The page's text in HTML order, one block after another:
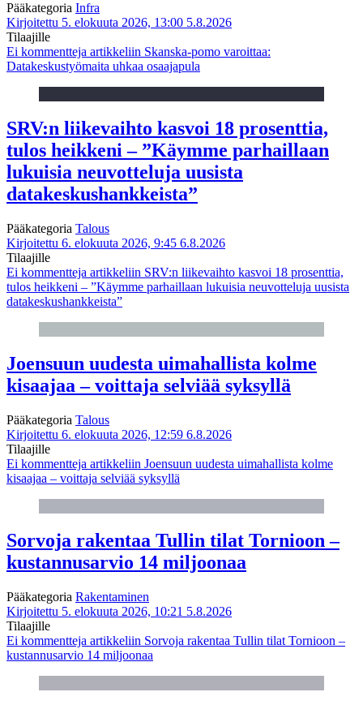
Pääkategoria Infra
Kirjoitettu 5. elokuuta 2026, 13:00 5.8.2026
Tilaajille
Ei kommentteja artikkeliin Skanska-pomo varoittaa:
Datakeskustyömaita uhkaa osaajapula
SRV:n liikevaihto kasvoi 18 prosenttia,
tulos heikkeni – ”Käymme parhaillaan
lukuisia neuvotteluja uusista
datakeskushankkeista”
Pääkategoria Talous
Kirjoitettu 6. elokuuta 2026, 9:45 6.8.2026
Tilaajille
Ei kommentteja artikkeliin SRV:n liikevaihto kasvoi 18 prosenttia,
tulos heikkeni – ”Käymme parhaillaan lukuisia neuvotteluja uusista
datakeskushankkeista”
Joensuun uudesta uimahallista kolme
kisaajaa – voittaja selviää syksyllä
Pääkategoria Talous
Kirjoitettu 6. elokuuta 2026, 12:59 6.8.2026
Tilaajille
Ei kommentteja artikkeliin Joensuun uudesta uimahallista kolme
kisaajaa – voittaja selviää syksyllä
Sorvoja rakentaa Tullin tilat Tornioon –
kustannusarvio 14 miljoonaa
Pääkategoria Rakentaminen
Kirjoitettu 5. elokuuta 2026, 10:21 5.8.2026
Tilaajille
Ei kommentteja artikkeliin Sorvoja rakentaa Tullin tilat Tornioon –
kustannusarvio 14 miljoonaa